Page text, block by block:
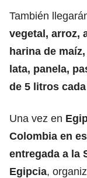
También
vegetal, arroz,
harina de
lata, panela,
de 5 litros
Una vez en
Colombia en
entregada a la
Egipcia,